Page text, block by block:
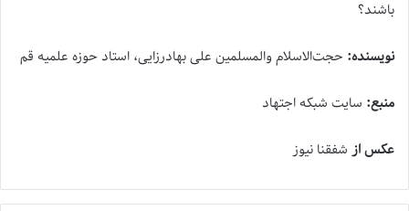
باشند؟
نویسنده: حجت‌الاسلام والمسلمین علی بهادرزایی، استاد حوزه علمیه قم
منبع: سایت شبکه اجتهاد
عکس از شفقنا نیوز